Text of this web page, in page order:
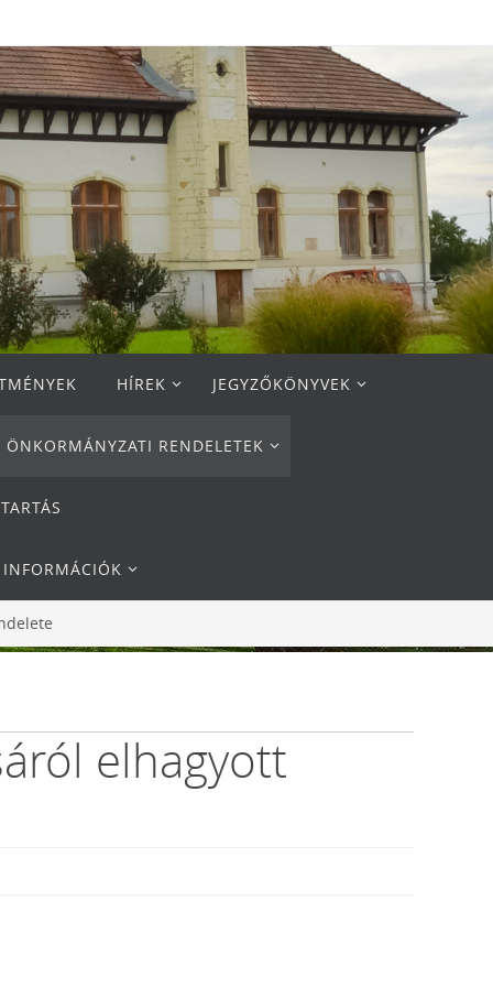
HÍREK JEGYZŐKÖNYVEK
ÖNKORMÁNYZATI RENDELETEK
INFORMÁCIÓK
elhagyott